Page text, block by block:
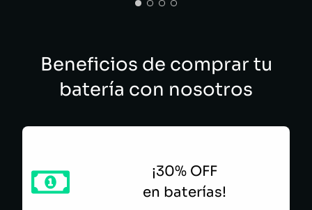
Beneficios de comprar tu
batería con nosotros
¡30% OFF
en baterías!